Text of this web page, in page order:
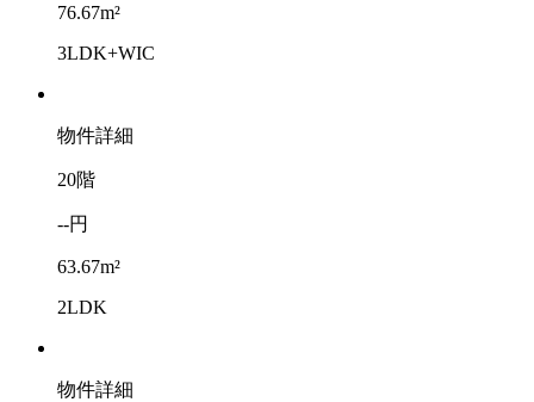
76.67m²
3LDK+WIC
物件詳細
20階
--円
63.67m²
2LDK
物件詳細